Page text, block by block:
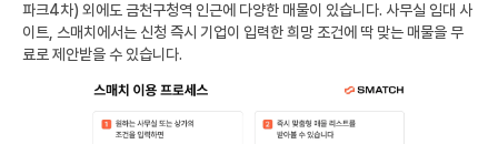
파크4차) 외에도 금천구청역 인근에 다양한 매물이 있습니다. 사무실 임대 사
이트, 스매치에서는 신청 즉시 기업이 입력한 희망 조건에 딱 맞는 매물을 무
료로 제안받을 수 있습니다.